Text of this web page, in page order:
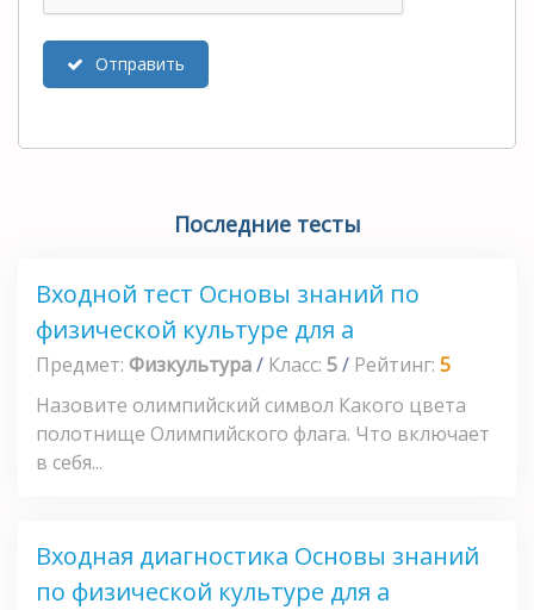
Отправить
Последние тесты
Входной тест Основы знаний по
физической культуре для а
Предмет: Физкультура/ Класс: 5/ Рейтинг: 5
Назовите олимпийский символ Какого цвета
полотнище Олимпийского флага. Что включает
в себя...
Входная диагностика Основы знаний
по физической культуре для а